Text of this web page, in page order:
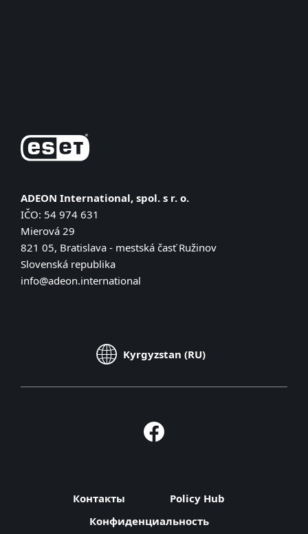
ADEON International, spol. s r. o.
IČO: 54 974 631
Mierová 29
821 05, Bratislava - mestská časť Ružinov
Slovenská republika
info@adeon.international
Kyrgyzstan (RU)
Контакты
Policy Hub
Конфиденциальность